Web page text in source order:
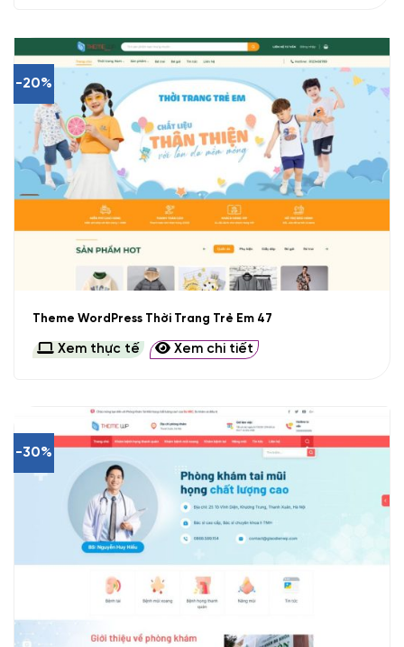
-20%
Theme WordPress Thời Trang Trẻ Em 47
Xem thực tế Xem chi tiết
-30%